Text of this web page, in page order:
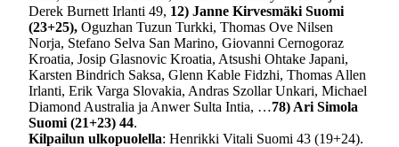
Derek Burnett Irlanti 49, 12) Janne Kirvesmäki Suomi
(23+25), Oguzhan Tuzun Turkki, Thomas Ove Nilsen
Norja, Stefano Selva San Marino, Giovanni Cernogoraz
Kroatia, Josip Glasnovic Kroatia, Atsushi Ohtake Japani,
Karsten Bindrich Saksa, Glenn Kable Fidzhi, Thomas Allen
Irlanti, Erik Varga Slovakia, Andras Szollar Unkari, Michael
Diamond Australia ja Anwer Sulta Intia, …78) Ari Simola
Suomi (21+23) 44.
Kilpailun ulkopuolella: Henrikki Vitali Suomi 43 (19+24).